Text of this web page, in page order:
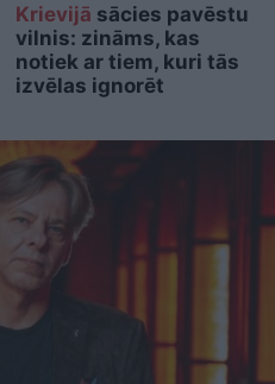
Krievijā sācies pavēstu
vilnis: zināms, kas
notiek ar tiem, kuri tās
izvēlas ignorēt